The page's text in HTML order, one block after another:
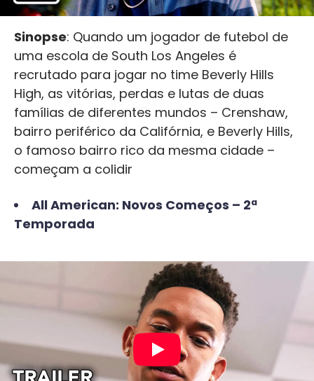
Sinopse: Quando um jogador de futebol de
uma escola de South Los Angeles é
recrutado para jogar no time Beverly Hills
High, as vitórias, perdas e lutas de duas
famílias de diferentes mundos – Crenshaw,
bairro periférico da Califórnia, e Beverly Hills,
o famoso bairro rico da mesma cidade –
começam a colidir
All American: Novos Começos – 2ª
Temporada